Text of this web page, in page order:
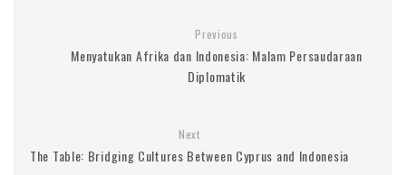
Previous
Menyatukan Afrika dan Indonesia: Malam Persaudaraan
Diplomatik
Next
The Table: Bridging Cultures Between Cyprus and Indonesia